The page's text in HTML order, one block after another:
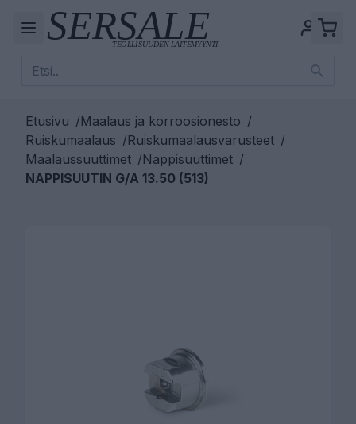
Etusivu /Maalaus ja korroosionesto /
Ruiskumaalaus /Ruiskumaalausvarusteet /
Maalaussuuttimet /Nappisuuttimet /
NAPPISUUTIN G/A 13.50 (513)